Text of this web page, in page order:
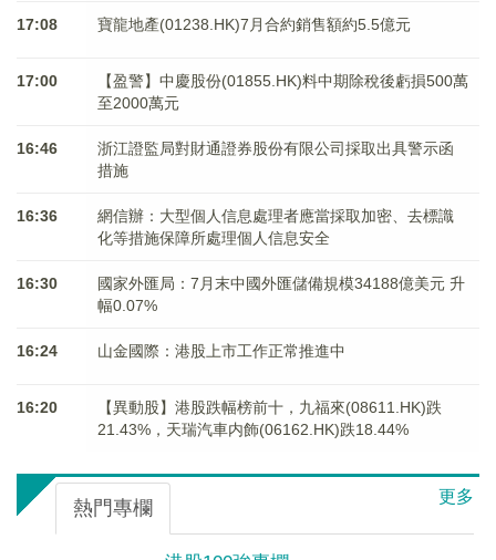
17:08 寶龍地產(01238.HK)7月合約銷售額約5.5億元
17:00
【盈警】中慶股份(01855.HK)料中期除稅後虧損500萬
至2000萬元
16:46
浙江證監局對財通證券股份有限公司採取出具警示函
措施
16:36
網信辦：大型個人信息處理者應當採取加密、去標識
化等措施保障所處理個人信息安全
16:30
國家外匯局：7月末中國外匯儲備規模34188億美元 升
幅0.07%
16:24 山金國際：港股上市工作正常推進中
16:20
【異動股】港股跌幅榜前十，九福來(08611.HK)跌
21.43%，天瑞汽車内飾(06162.HK)跌18.44%
更多
熱門專欄